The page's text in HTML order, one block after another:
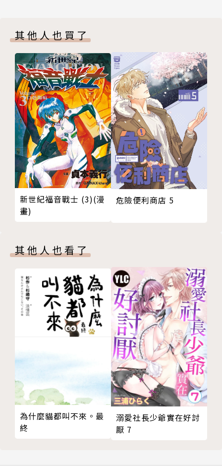
其他人也買了
新世紀福音戰士 (3)(漫
畫)
危險便利商店 5
其他人也看了
為什麼貓都叫不來。最
終
溺愛社長少爺實在好討
厭 7